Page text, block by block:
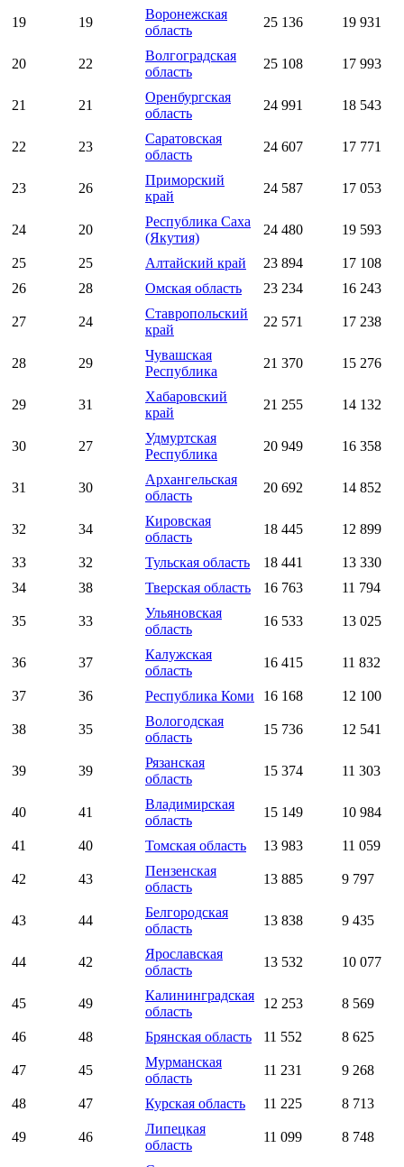
19 19
Воронежская
область
25 136 19 931
20 22
Волгоградская
область
25 108 17 993
21 21
Оренбургская
область
24 991 18 543
22 23
Саратовская
область
24 607 17 771
23 26
Приморский
край
24 587 17 053
24 20
Республика Саха
(Якутия)
24 480 19 593
25 25 Алтайский край 23 894
17 108
26
28 Омская область 23 234 16 243
27 24
Ставропольский
край
22 571 17 238
28 29
Чувашская
Республика
21 370 15 276
29 31
Хабаровский
край
21 255 14 132
30 27
Удмуртская
Республика
20 949 16 358
31 30
Архангельская
область
20 692 14 852
32 34
Кировская
область
18 445 12 899
33 32 Тульская область 18 441
13 330
34
38 Тверская область 16 763 11 794
35 33
Ульяновская
область
16 533 13 025
36 37
Калужская
область
16 415 11 832
37 36 Республика Коми 16 168 12 100
38 35
Вологодская
область
15 736 12 541
39 39
Рязанская
область
15 374 11 303
40 41
Владимирская
область
15 149 10 984
41 40 Томская область 13 983 11 059
42 43
Пензенская
область
13 885 9 797
43 44
Белгородская
область
13 838 9 435
44 42
Ярославская
область
13 532 10 077
45 49
Калининградская
область
12 253 8 569
46 48 Брянская область 11 552 8 625
47 45
Мурманская
область
11 231 9 268
48 47 Курская область 11 225 8 713
49 46
Липецкая
область
11 099 8 748